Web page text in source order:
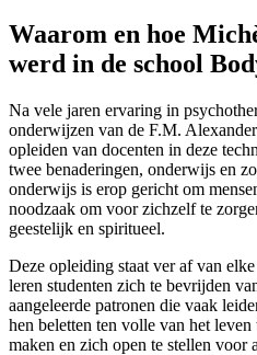
Waarom en hoe
werd in de school
Na vele jaren ervaring in
onderwijzen van de F.M.
opleiden van docenten in deze
twee benaderingen, onderwijs en
onderwijs is erop gericht om
noodzaak om voor zichzelf te
geestelijk en spiritueel.
Deze opleiding staat ver af van
leren studenten zich te bevrijden
aangeleerde patronen die vaak
hen beletten ten volle van het
maken en zich open te stellen voor